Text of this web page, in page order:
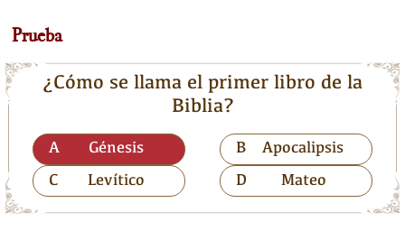
Prueba
¿Cómo se llama el primer libro de la
Biblia?
A Génesis B Apocalipsis
C Levítico D Mateo